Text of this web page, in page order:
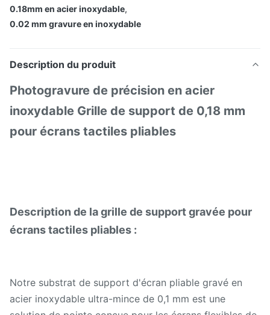
0.18mm en acier inoxydable,
0.02 mm gravure en inoxydable
Description du produit
Photogravure de précision en acier
inoxydable Grille de support de 0,18 mm
pour écrans tactiles pliables
Description de la grille de support gravée pour
écrans tactiles pliables :
Notre substrat de support d'écran pliable gravé en
acier inoxydable ultra-mince de 0,1 mm est une